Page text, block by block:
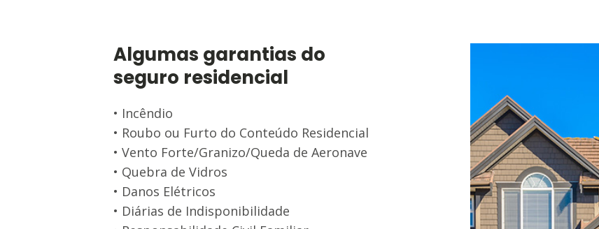
Algumas garantias do
seguro residencial
• Incêndio
• Roubo ou Furto do Conteúdo Residencial
• Vento Forte/Granizo/Queda de Aeronave
• Quebra de Vidros
• Danos Elétricos
• Diárias de Indisponibilidade